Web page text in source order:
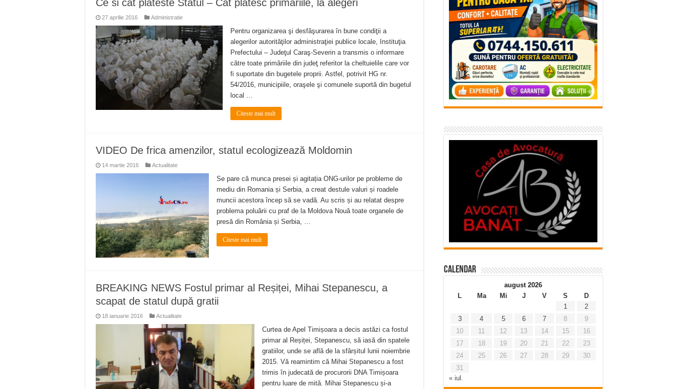
Ștrandul Termal Ring din Oravița – locul unde natura a ascuns un izvor de sănătate VIDEO
Miresme de lavandă, mentă și flori de vară și râsete de copii la Carașova VIDEO
ANUNȚ OPRIRE APĂ în Reșița – avarie – 04.08.2026 – str. Văliugului și Plastomet
ANUNŢ OPRIRE APĂ în CARANSEBEȘ – 04.08.2026 – avarie – Calea Severinului
ANUNŢ OPRIRE APĂ în CARANSEBEȘ avarie
Ce si cat plateste Statul – Cat platesc primariile, la alegeri
27 aprilie 2016 Administratie
Pentru organizarea şi desfăşurarea în bune condiţii a
alegerilor autorităţilor administraţiei publice locale, Instituţia
Prefectului – Judeţul Caraş-Severin a transmis o informare
către toate primăriile din judeţ referitor la cheltuielile care vor
fi suportate din bugetele proprii. Astfel, potrivit HG nr.
54/2016, municipiile, oraşele şi comunele suportă din bugetul
local …
Citeste mai mult
VIDEO De frica amenzilor, statul ecologizează Moldomin
14 martie 2016 Actualitate
Se pare că munca presei și agitația ONG-urilor pe probleme de
mediu din Romania și Serbia, a creat destule valuri și roadele
muncii acestora încep să se vadă. Au scris și au relatat despre
problema poluării cu praf de la Moldova Nouă toate organele de
presă din România și Serbia, …
Citeste mai mult
BREAKING NEWS Fostul primar al Reșiței, Mihai Stepanescu, a
scapat de statul după gratii
18 ianuarie 2016 Actualitate
Curtea de Apel Timișoara a decis astăzi ca fostul
primar al Reșiței, Stepanescu, să iasă din spatele
gratiilor, unde se află de la sfârșitul lunii noiembrie
2015. Vă reamintim că Mihai Stepanescu a fost
trimis în judecată de procurorii DNA Timișoara
pentru luare de mită. Mihai Stepanescu și-a
Calendar
august 2026
L
Ma Mi J V S
D
1
2
3
4 5 6 7 8
9
10
11 12 13 14 15
16
17
18 19 20 21 22
23
24
25 26 27 28 29
30
31
« iul.